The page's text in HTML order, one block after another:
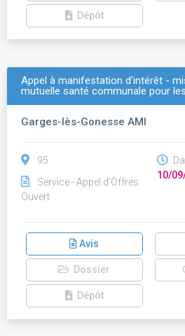
Dépôt
Appel à manifestation d'intérêt -
mutuelle santé communale pour
Garges-lès-Gonesse AMI
95
Service - Appel d'Offres
Ouvert
10/
Avis
Dossier
Dépôt